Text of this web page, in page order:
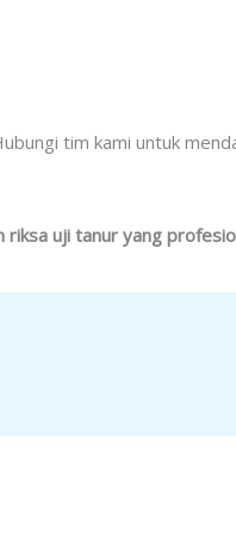
tim kami untuk
riksa uji tanur yang